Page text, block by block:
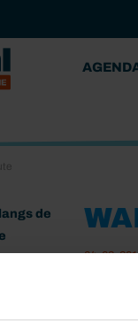
de
voor
04-03-